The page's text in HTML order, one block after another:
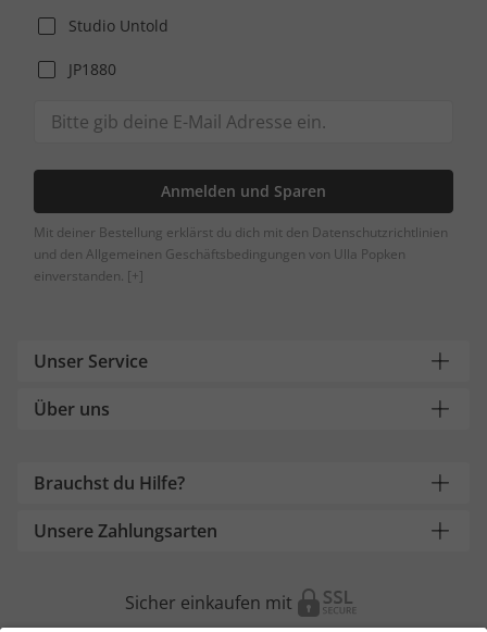
Studio Untold
JP1880
Anmelden und Sparen
Mit deiner Bestellung erklärst du dich mit den Datenschutzrichtlinien
und den Allgemeinen Geschäftsbedingungen von Ulla Popken
einverstanden. [+]
Unser Service
Über uns
Brauchst du Hilfe?
Unsere Zahlungsarten
Sicher einkaufen mit